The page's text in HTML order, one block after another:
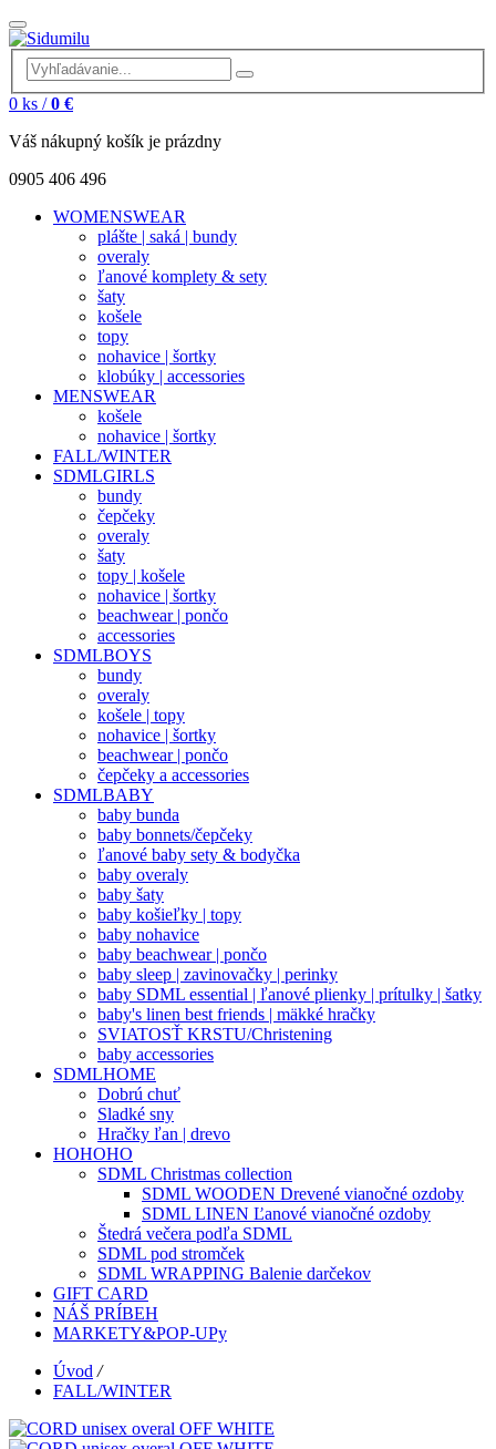
0 ks / 0 €
Váš nákupný košík je prázdny
0905 406 496
WOMENSWEAR
plášte | saká | bundy
overaly
ľanové komplety & sety
šaty
košele
topy
nohavice | šortky
klobúky | accessories
MENSWEAR
košele
nohavice | šortky
FALL/WINTER
SDMLGIRLS
bundy
čepčeky
overaly
šaty
topy | košele
nohavice | šortky
beachwear | pončo
accessories
SDMLBOYS
bundy
overaly
košele | topy
nohavice | šortky
beachwear | pončo
čepčeky a accessories
SDMLBABY
baby bunda
baby bonnets/čepčeky
ľanové baby sety & bodyčka
baby overaly
baby šaty
baby košieľky | topy
baby nohavice
baby beachwear | pončo
baby sleep | zavinovačky | perinky
baby SDML essential | ľanové plienky | prítulky | šatky
baby's linen best friends | mäkké hračky
SVIATOSŤ KRSTU/Christening
baby accessories
SDMLHOME
Dobrú chuť
Sladké sny
Hračky ľan | drevo
HOHOHO
SDML Christmas collection
SDML WOODEN Drevené vianočné ozdoby
SDML LINEN Ľanové vianočné ozdoby
Štedrá večera podľa SDML
SDML pod stromček
SDML WRAPPING Balenie darčekov
GIFT CARD
NÁŠ PRÍBEH
MARKETY&POP-UPy
Úvod /
FALL/WINTER